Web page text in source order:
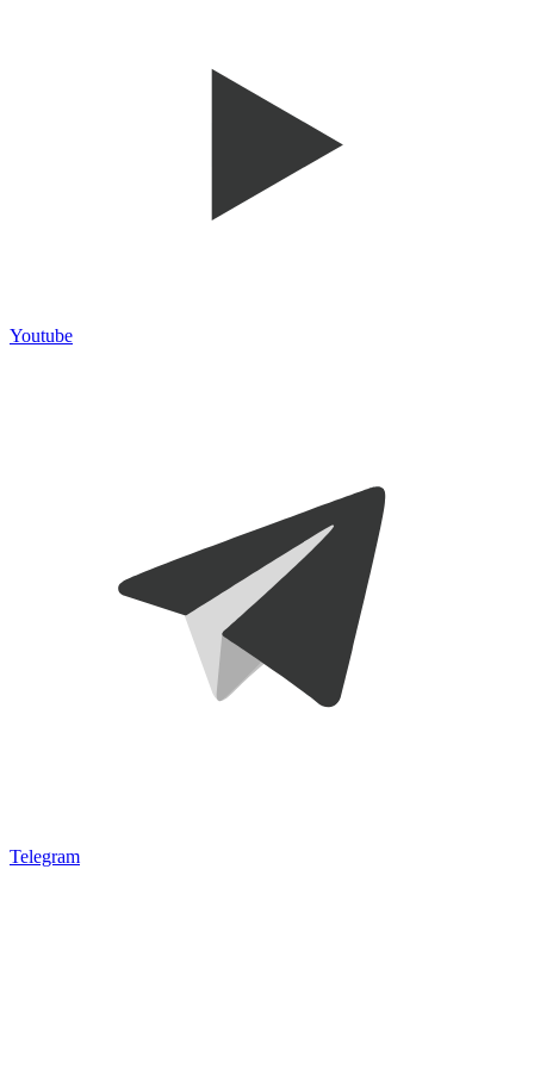
Youtube
Telegram